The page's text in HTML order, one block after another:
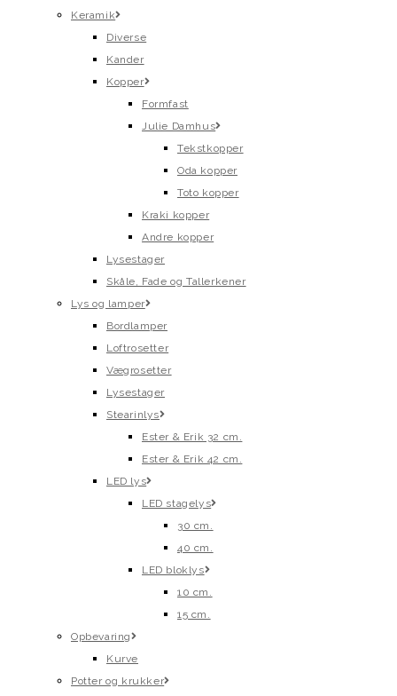
Keramik
Diverse
Kander
Kopper
Formfast
Julie Damhus
Tekstkopper
Oda kopper
Toto kopper
Kraki kopper
Andre kopper
Lysestager
Skåle, Fade og Tallerkener
Lys og lamper
Bordlamper
Loftrosetter
Vægrosetter
Lysestager
Stearinlys
Ester & Erik 32 cm.
Ester & Erik 42 cm.
LED lys
LED stagelys
30 cm.
40 cm.
LED bloklys
10 cm.
15 cm.
Opbevaring
Kurve
Potter og krukker